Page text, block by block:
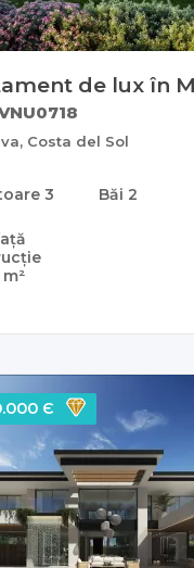
de lux în
Costa del Sol
3 Băi 2
Є